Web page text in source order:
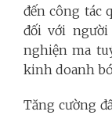
đến công tác
đối với
nghiện ma
kinh doanh
Tăng cường